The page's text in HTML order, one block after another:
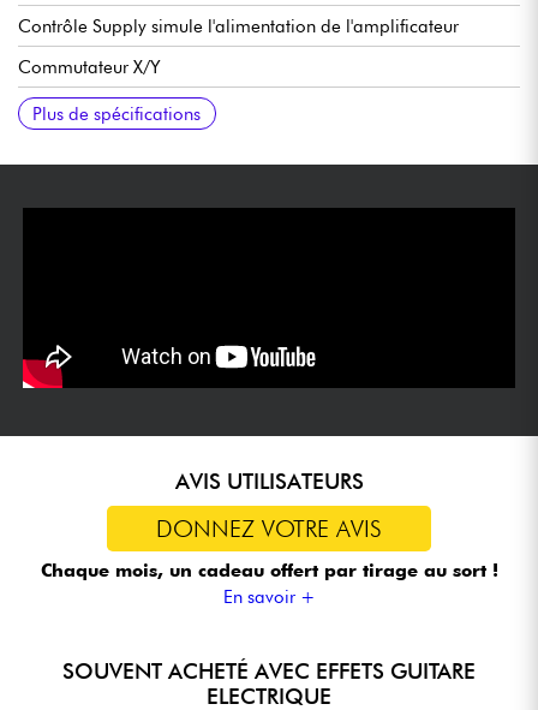
Contrôle Supply simule l'alimentation de l'amplificateur
Commutateur X/Y
True Bypass
Alimentation via pile 9V ou adaptateur optionnel 9VDC (fiche
standard, centre négatif, 50 mA)
100 x 125 x 53 mm
Plus de spécifications
AVIS UTILISATEURS
DONNEZ VOTRE AVIS
Chaque mois, un cadeau offert par tirage au sort !
En savoir +
SOUVENT ACHETÉ AVEC EFFETS GUITARE
ELECTRIQUE